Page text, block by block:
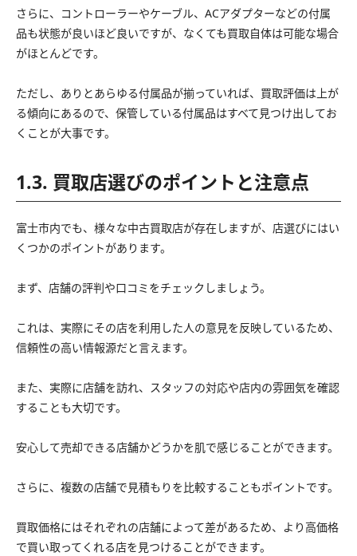
さらに、コントローラーやケーブル、ACアダプターなどの付属
品も状態が良いほど良いですが、なくても買取自体は可能な場合
がほとんどです。
ただし、ありとあらゆる付属品が揃っていれば、買取評価は上が
る傾向にあるので、保管している付属品はすべて見つけ出してお
くことが大事です。
1.3. 買取店選びのポイントと注意点
富士市内でも、様々な中古買取店が存在しますが、店選びにはい
くつかのポイントがあります。
まず、店舗の評判や口コミをチェックしましょう。
これは、実際にその店を利用した人の意見を反映しているため、
信頼性の高い情報源だと言えます。
また、実際に店舗を訪れ、スタッフの対応や店内の雰囲気を確認
することも大切です。
安心して売却できる店舗かどうかを肌で感じることができます。
さらに、複数の店舗で見積もりを比較することもポイントです。
買取価格にはそれぞれの店舗によって差があるため、より高価格
で買い取ってくれる店を見つけることができます。